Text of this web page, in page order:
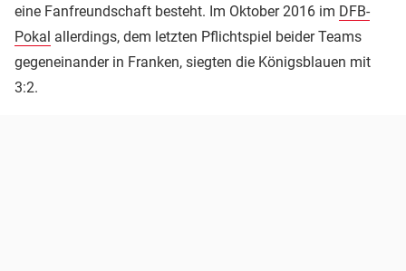
eine Fanfreundschaft besteht. Im Oktober 2016 im DFB-
Pokal allerdings, dem letzten Pflichtspiel beider Teams
gegeneinander in Franken, siegten die Königsblauen mit
3:2.